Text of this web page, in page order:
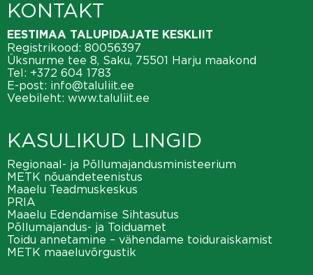
KONTAKT
EESTIMAA TALUPIDAJATE KESKLIIT
Registrikood: 80056397
Üksnurme tee 8, Saku, 75501 Harju maakond
Tel: +372 604 1783
E-post: info@taluliit.ee
Veebileht: www.taluliit.ee
KASULIKUD LINGID
Regionaal- ja Põllumajandusministeerium
METK nõuandeteenistus
Maaelu Teadmuskeskus
PRIA
Maaelu Edendamise Sihtasutus
Põllumajandus- ja Toiduamet
Toidu annetamine – vähendame toiduraiskamist
METK maaeluvõrgustik